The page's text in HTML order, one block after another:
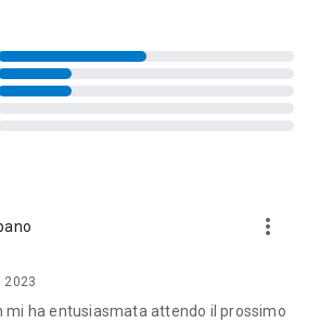
della città operaia, i due investigatori
abisso di paure e ossessioni.
dalla buriana, il grande freddo è quello
dell'amore
more_vert
2023
mi ha entusiasmata attendo il prossimo